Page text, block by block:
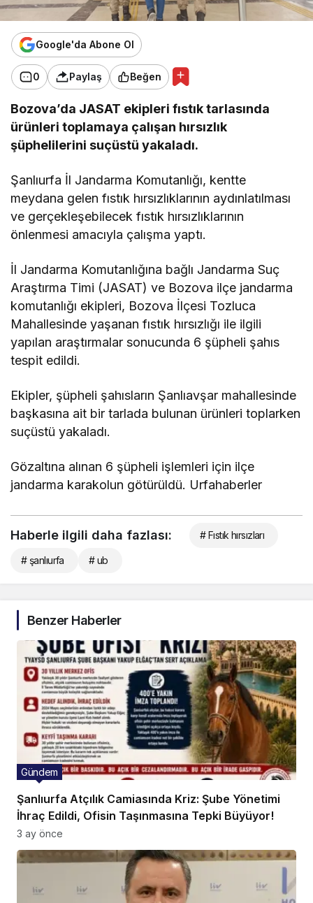
Google'da Abone Ol
0 Paylaş Beğen
Bozova’da JASAT ekipleri fıstık tarlasında
ürünleri toplamaya çalışan hırsızlık
şüphelilerini suçüstü yakaladı.
Şanlıurfa İl Jandarma Komutanlığı, kentte
meydana gelen fıstık hırsızlıklarının aydınlatılması
ve gerçekleşebilecek fıstık hırsızlıklarının
önlenmesi amacıyla çalışma yaptı.
İl Jandarma Komutanlığına bağlı Jandarma Suç
Araştırma Timi (JASAT) ve Bozova ilçe jandarma
komutanlığı ekipleri, Bozova İlçesi Tozluca
Mahallesinde yaşanan fıstık hırsızlığı ile ilgili
yapılan araştırmalar sonucunda 6 şüpheli şahıs
tespit edildi.
Ekipler, şüpheli şahısların Şanlıavşar mahallesinde
başkasına ait bir tarlada bulunan ürünleri toplarken
suçüstü yakaladı.
Gözaltına alınan 6 şüpheli işlemleri için ilçe
jandarma karakolun götürüldü. Urfahaberler
Haberle ilgili daha fazlası: # Fıstık hırsızları
# şanlıurfa # ub
Benzer Haberler
Şanlıurfa Atçılık Camiasında Kriz: Şube Yönetimi
İhraç Edildi, Ofisin Taşınmasına Tepki Büyüyor!
Gündem
3 ay önce